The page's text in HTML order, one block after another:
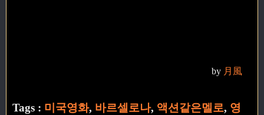
by 月風
Tags : 미국영화, 바르셀로나, 액션같은멜로, 영